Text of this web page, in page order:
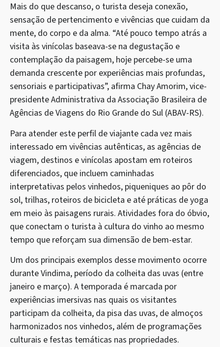
Mais do que descanso, o turista deseja conexão,
sensação de pertencimento e vivências que cuidam da
mente, do corpo e da alma. “Até pouco tempo atrás a
visita às vinícolas baseava-se na degustação e
contemplação da paisagem, hoje percebe-se uma
demanda crescente por experiências mais profundas,
sensoriais e participativas”, afirma Chay Amorim, vice-
presidente Administrativa da Associação Brasileira de
Agências de Viagens do Rio Grande do Sul (ABAV-RS).
Para atender este perfil de viajante cada vez mais
interessado em vivências autênticas, as agências de
viagem, destinos e vinícolas apostam em roteiros
diferenciados, que incluem caminhadas
interpretativas pelos vinhedos, piqueniques ao pôr do
sol, trilhas, roteiros de bicicleta e até práticas de yoga
em meio às paisagens rurais. Atividades fora do óbvio,
que conectam o turista à cultura do vinho ao mesmo
tempo que reforçam sua dimensão de bem-estar.
Um dos principais exemplos desse movimento ocorre
durante Vindima, período da colheita das uvas (entre
janeiro e março). A temporada é marcada por
experiências imersivas nas quais os visitantes
participam da colheita, da pisa das uvas, de almoços
harmonizados nos vinhedos, além de programações
culturais e festas temáticas nas propriedades.